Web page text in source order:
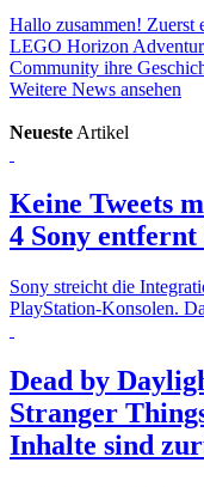
Hallo zusammen! Zuerst
LEGO Horizon
Community ihre
Weitere News ansehen
Neueste Artikel
Keine Tweets
4 Sony
Sony streicht die
PlayStation-Konsolen.
Dead by
Stranger
Inhalte sind